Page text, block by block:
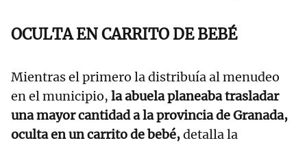
OCULTA EN CARRITO DE BEBÉ
Mientras el primero la distribuía al menudeo
en el municipio, la abuela planeaba trasladar
una mayor cantidad a la provincia de Granada,
oculta en un carrito de bebé,detalla la